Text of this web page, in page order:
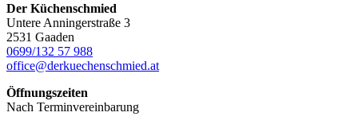
Der Küchenschmied
Untere Anningerstraße 3
2531 Gaaden
0699/132 57 988
office@derkuechenschmied.at
Öffnungszeiten
Nach Terminvereinbarung